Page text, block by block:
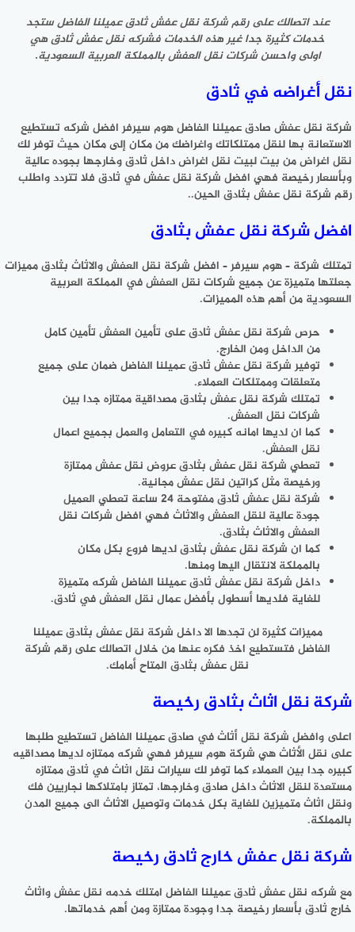
عند اتصالك على رقم شركة نقل عفش ثادق عميلنا الفاضل ستجد
خدمات كثيرة جدا غير هذه الخدمات فشركه نقل عفش ثادق هي
اولى واحسن شركات نقل العفش بالمملكة العربية السعودية.
نقل أغراضه في ثادق
شركة نقل عفش صادق عميلنا الفاضل هوم سيرفر افضل شركه تستطيع
الاستعانة بها لنقل ممتلكاتك واغراضك من مكان إلى مكان حيث توفر لك
نقل اغراض من بيت لبيت نقل اغراض داخل ثادق وخارجها بجوده عالية
وبأسعار رخيصة فهي افضل شركة نقل عفش في ثادق فلا تتردد واطلب
رقم شركة نقل عفش بثادق الحين..
افضل شركة نقل عفش بثادق
تمتلك شركة – هوم سيرفر – افضل شركة نقل العفش والاثاث بثادق مميزات
جعلتها متميزة عن جميع شركات نقل العفش في المملكة العربية
السعودية من أهم هذه المميزات.
حرص شركة نقل عفش ثادق على تأمين العفش تأمين كامل
من الداخل ومن الخارج.
توفير شركة نقل عفش ثادق عميلنا الفاضل ضمان على جميع
متعلقات وممتلكات العملاء.
تمتلك شركة نقل عفش بثادق مصداقية ممتازه جدا بين
شركات نقل العفش.
كما ان لديها امانه كبيره في التعامل والعمل بجميع اعمال
نقل العفش.
تعطي شركة نقل عفش بثادق عروض نقل عفش ممتازة
ورخيصة مثل كراتين نقل عفش مجانية.
شركة نقل عفش ثادق مفتوحة 24 ساعة تعطي العميل
جودة عالية لنقل العفش والاثاث فهي افضل شركات نقل
العفش والاثاث بثادق.
كما ان شركة نقل عفش بثادق لديها فروع بكل مكان
بالمملكة لانتقال اليها ومنها.
داخل شركة نقل عفش ثادق عميلنا الفاضل شركه متميزة
للغاية فلديها أسطول بأفضل عمال نقل العفش في ثادق.
مميزات كثيرة لن تجدها الا داخل شركة نقل عفش بثادق عميلنا
الفاضل فتستطيع اخذ فكره عنها من خلال اتصالك على رقم شركة
نقل عفش بثادق المتاح أمامك.
شركة نقل اثاث بثادق رخيصة
اعلى وافضل شركة نقل أثاث في صادق عميلنا الفاضل تستطيع طلبها
على نقل الأثاث هي شركة هوم سيرفر فهي شركه ممتازه لديها مصداقيه
كبيره جدا بين العملاء كما توفر لك سيارات نقل اثاث في ثادق ممتازه
مستعدة لنقل الاثاث داخل صادق وخارجها، تمتاز بامتلاكها نجاريين فك
ونقل اثاث متميزين للغاية بكل خدمات وتوصيل الاثاث الى جميع المدن
بالمملكة.
شركة نقل عفش خارج ثادق رخيصة
مع شركه نقل عفش ثادق عميلنا الفاضل امتلك خدمه نقل عفش واثاث
خارج ثادق بأسعار رخيصة جدا وجودة ممتازة ومن أهم خدماتها.